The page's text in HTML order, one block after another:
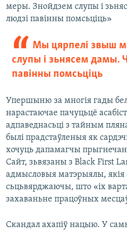
меры. Знойдзем слупы і
людзі павінны помсьціць»
Мы цярпелі звыш
слупы і зьнясем дамы.
павінны помсьціць
Упершыню за многія гады
нарастаючае пачуцьцё
адпаведнасьці з тайным
былі прадстаўленыя як
хочуць дапамагчы
Сайт, зьвязаны з Black First
адмысловыя матэрыялы, якія
сьцьвярджаючы, што «іх
захаваньне працоўных
Скандал ахапіў нацыю. У